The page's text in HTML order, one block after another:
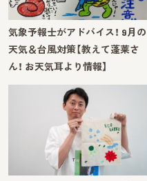
気象予報士がアドバイス！ 9月の
天気＆台風対策【教えて蓬莱さ
ん！ お天気耳より情報】